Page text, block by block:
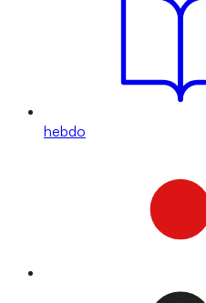
hebdo